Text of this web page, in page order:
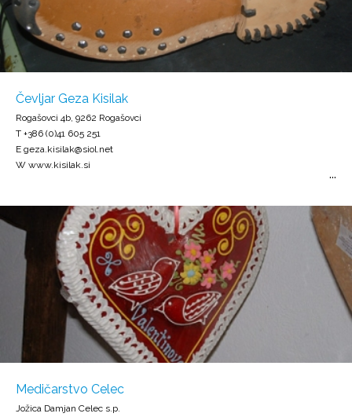
Čevljar Geza Kisilak
Rogašovci 4b, 9262 Rogašovci
T +386 (0)41 605 251
E geza.kisilak@siol.net
W www.kisilak.si
Medičarstvo Celec
Jožica Damjan Celec s.p.